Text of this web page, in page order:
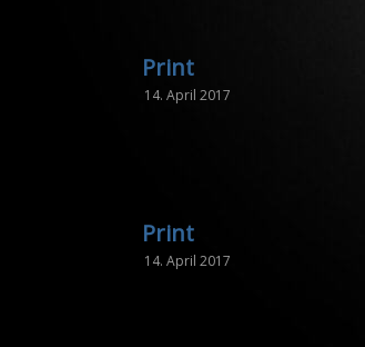
Print
14. April 2017
Print
14. April 2017